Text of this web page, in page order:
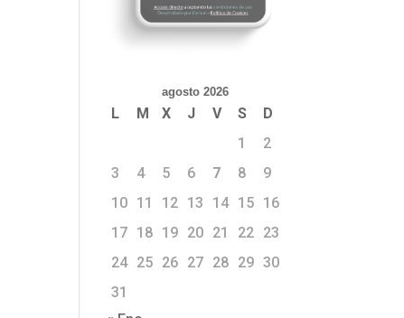
agosto 2026
L M X J V S
D
1
2
3
4 5 6 7 8
9
10 11 12 13 14 15 16
17 18 19 20 21 22 23
24 25 26 27 28 29 30
31